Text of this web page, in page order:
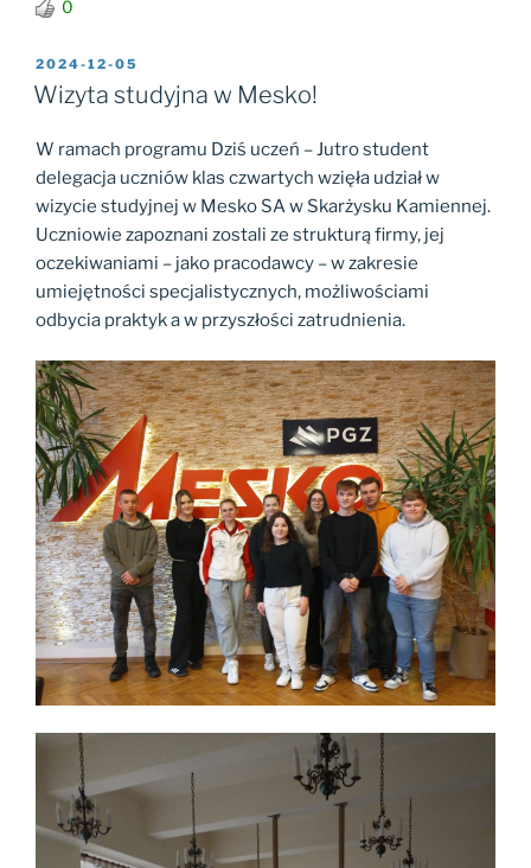
0
OPUBLIKOWANE
W
2024-12-05
Wizyta studyjna w Mesko!
W ramach programu Dziś uczeń – Jutro student
delegacja uczniów klas czwartych wzięła udział w
wizycie studyjnej w Mesko SA w Skarżysku Kamiennej.
Uczniowie zapoznani zostali ze strukturą firmy, jej
oczekiwaniami – jako pracodawcy – w zakresie
umiejętności specjalistycznych, możliwościami
odbycia praktyk a w przyszłości zatrudnienia.